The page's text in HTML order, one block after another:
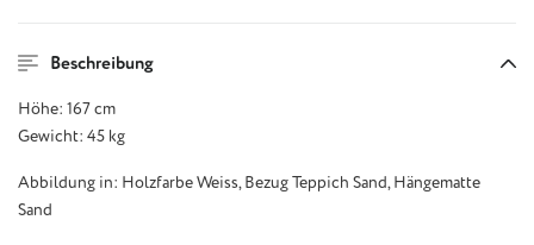
Beschreibung
Höhe: 167 cm
Gewicht: 45 kg
Abbildung in: Holzfarbe Weiss, Bezug Teppich Sand, Hängematte
Sand